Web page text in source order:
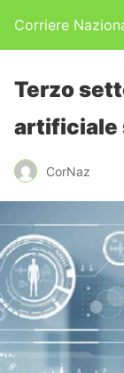
Corriere
Terzo
artificiale
CorNaz